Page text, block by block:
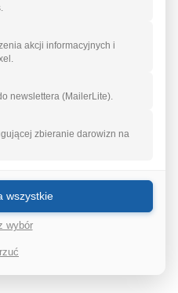
IVF. Zarówno jedna, jak i
niż wad.
zarodków na
akcji informacyjnych i
newslettera (MailerLite).
zbieranie darowizn na
wybór
wszystkie